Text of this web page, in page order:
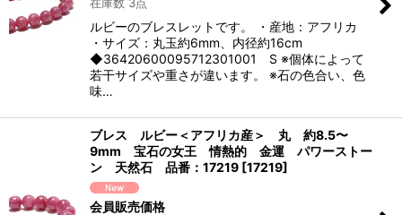
ルビーのブレスレットです。 ・産地：アフリカ
・サイズ：丸玉約6mm、内径約16cm
◆36420600095712301001 S ※個体によって
若干サイズや重さが違います。 ※石の色合い、色
味…
ブレス ルビー＜アフリカ産＞ 丸 約8.5〜
9mm 宝石の女王 情熱的 金運 パワーストー
ン 天然石 品番：17219 [17219]
会員販売価格